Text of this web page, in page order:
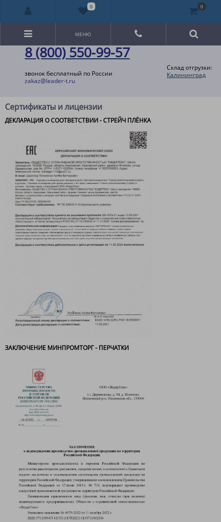
8 (800) 550-99-57
звонок бесплатный по России
zakaz@leader-t.ru
Склад отгрузки:
Калининград
МЕНЮ
Сертификаты и лицензии
ДЕКЛАРАЦИЯ О СООТВЕТСТВИИ - СТРЕЙЧ ПЛЁНКА
ЗАКЛЮЧЕНИЕ МИНПРОМТОРГ - ПЕРЧАТКИ
0 0